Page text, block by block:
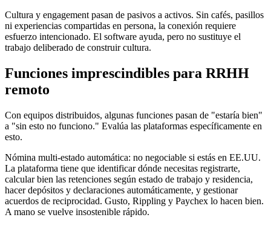
Cultura y engagement pasan de pasivos a activos. Sin cafés, pasillos
ni experiencias compartidas en persona, la conexión requiere
esfuerzo intencionado. El software ayuda, pero no sustituye el
trabajo deliberado de construir cultura.
Funciones imprescindibles para RRHH
remoto
Con equipos distribuidos, algunas funciones pasan de "estaría bien"
a "sin esto no funciono." Evalúa las plataformas específicamente en
esto.
Nómina multi-estado automática: no negociable si estás en EE.UU.
La plataforma tiene que identificar dónde necesitas registrarte,
calcular bien las retenciones según estado de trabajo y residencia,
hacer depósitos y declaraciones automáticamente, y gestionar
acuerdos de reciprocidad. Gusto, Rippling y Paychex lo hacen bien.
A mano se vuelve insostenible rápido.